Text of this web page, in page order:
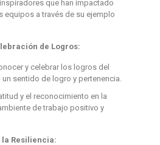
que han impactado
equipos a través de su ejemplo
de Logros:
y celebrar los logros del
sentido de logro y pertenencia.
y el reconocimiento en la
de trabajo positivo y
la Resiliencia: